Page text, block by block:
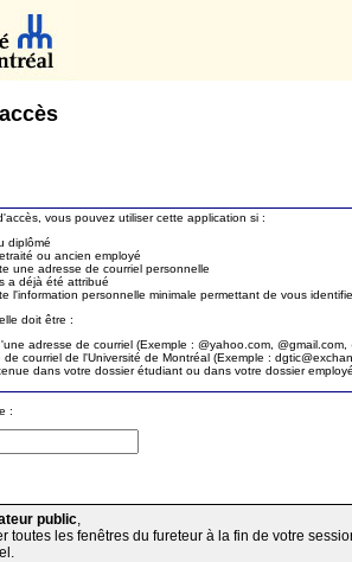
vous pouvez utiliser cette application si :
diplômé
ou ancien employé
une adresse de courriel personnelle
a déjà été attribué
l'information personnelle minimale permettant de vous
doit être :
adresse de courriel (Exemple : @yahoo.com,
courriel de l'Université de Montréal (Exemple :
dans votre dossier étudiant ou dans votre dossier
:
public,
toutes les fenêtres du fureteur à la fin de votre